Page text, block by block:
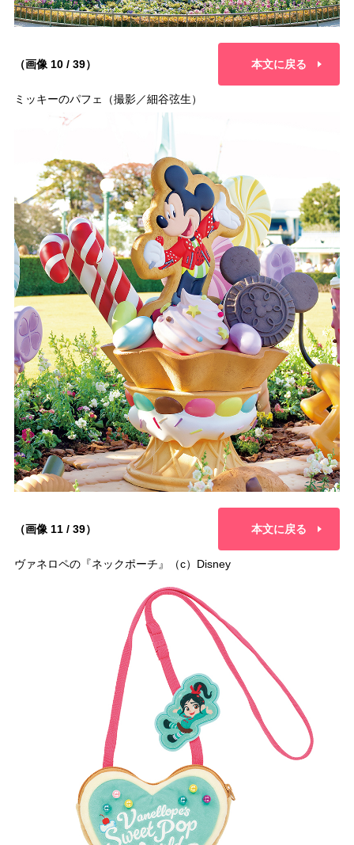
（画像 10 / 39） 本文に戻る
ミッキーのパフェ（撮影／細谷弦生）
（画像 11 / 39） 本文に戻る
ヴァネロペの『ネックポーチ』（c）Disney